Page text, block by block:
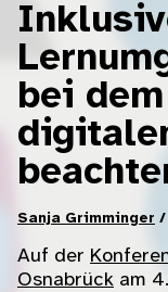
bei
Sanja Grimminger /
Auf der
Osnabrück am